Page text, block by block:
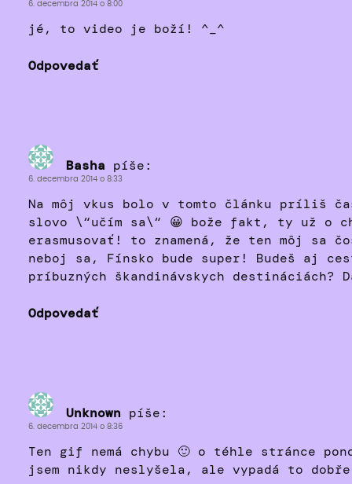
6. decembra 2014 o 8:00
jé, to video je boží! ^_^
Odpovedať
Basha píše:
6. decembra 2014 o 8:33
Na môj vkus bolo v tomto článku príliš
slovo \“učím sa\“ 😀 bože fakt, ty už o
erasmusovať! to znamená, že ten môj sa
neboj sa, Fínsko bude super! Budeš aj
príbuzných škandinávskych destináciách?
Odpovedať
Unknown píše:
6. decembra 2014 o 8:36
Ten gif nemá chybu 🙂 o téhle stránce
jsem nikdy neslyšela, ale vypadá to dobře